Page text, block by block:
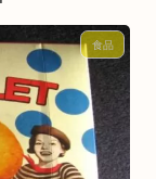
食品